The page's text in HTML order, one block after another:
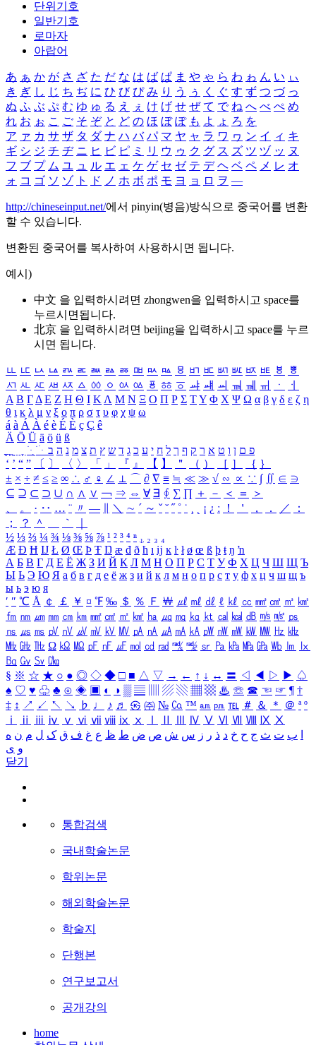
단위기호
일반기호
로마자
아랍어
あ ぁ か が さ ざ た だ な は ば ぱ ま や ゃ ら わ ゎ ん い ぃ
き ぎ し じ ち ぢ に ひ び ぴ み り う ぅ く ぐ す ず つ づ っ
ぬ ふ ぶ ぷ む ゆ ゅ る え ぇ け げ せ ぜ て で ね へ べ ぺ め
れ お ぉ こ ご そ ぞ と ど の ほ ぼ ぽ も よ ょ ろ を
ア ァ カ サ ザ タ ダ ナ ハ バ パ マ ヤ ャ ラ ワ ヮ ン イ ィ キ
ギ シ ジ チ ヂ ニ ヒ ビ ピ ミ リ ウ ゥ ク グ ス ズ ツ ヅ ッ ヌ
フ ブ プ ム ユ ュ ル エ ェ ケ ゲ セ ゼ テ デ ヘ ベ ペ メ レ オ
ォ コ ゴ ソ ゾ ト ド ノ ホ ボ ポ モ ヨ ョ ロ ヲ ―
http://chineseinput.net/에서 pinyin(병음)방식으로 중국어를 변환
할 수 있습니다.
변환된 중국어를 복사하여 사용하시면 됩니다.
예시)
中文 을 입력하시려면 zhongwen을 입력하시고 space를
누르시면됩니다.
北京 을 입력하시려면 beijing을 입력하시고 space를 누르
시면 됩니다.
ㅥ ㅦ ㅧ ㅨ ㅩ ㅪ ㅫ ㅬ ㅭ ㅮ ㅯ ㅰ ㅱ ㅲ ㅳ ㅴ ㅵ ㅶ ㅷ ㅸ
ㅹ
ㅺ ㅻ ㅼ ㅽ ㅾ ㅿ ㆀ ㆁ ㆂ ㆃ ㆄ ㆅ ㆆ ㆇ ㆈ ㆉ ㆊ ㆋ ㆌ ㆍ
ㆎ
Α Β ΓΔ Ε Ζ Η Θ Ι ΚΛ Μ Ν Ξ Ο Π Ρ Σ ΤΥ Φ Χ Ψ Ω α β γ δ ε ζ η
θ ι κ λ μ ν ξ ο π ρ σ τ υ φ χ ψ ω
á à Á À é è É È ç Ç ê
Ä Ö Ü ä ö ü ß
ִֶֹ ֻּ ׁׂ פ ם ן ו ט א ר ק ף ך ל ח י ע כ ג ד ש ץ ת צ מ נ ה ב
‘ ’ “ ” 〔 〕 〈 〉 「 」 『 』 【 】 ＂ （ ） ［ ］ ｛ ｝
± × ÷ ≠ ≤ ≥ ∞ ∴ ♂ ♀ ∠ ⊥ ⌒ ∂ ∇ ≡ ≒ ≪ ≫ √ ∽ ∝ ∵ ∫ ∬ ∈ ∋
⊆ ⊇ ⊂ ⊃ ∪ ∩ ∧ ∨ ￢ ⇒ ⇔ ∀ ∃ ∮ ∑ ∏ ＋ － ＜ ＝
＞
、
。 · ‥ … ¨ 〃 ― ＼ ∼ ´ ～ ˇ ˘ ˝ ˚ ˙ ¸ ¡ ¿ ː ！ ＇ ， ． ／
：
；
？ ＾ ｀
½ ⅓ ⅔ ¼ ¾ ⅛ ⅜ ⅝ ⅞ ¹ ² ³ ⁴ ⁿ ₁ ₂ ₃ ₄
Æ Ð Ħ Ĳ Ł Ø Œ Þ Ŧ Ŋ æ đ ð ħ ı ĳ ĸ ŀ ł ø œ ß þ ŧ ŋ ŉ
А Б В Г Д Е Ё Ж З И Й К Л М Н О П Р С Т У Ф Х Ц Ч Ш Щ Ъ
Ы Ь Э Ю Я а б в г д е ё ж з и й к л м н о п р с т у ф х ц ч ш щ ъ
ы ь э ю я
′ ″ ℃ Å ￠ ￡ ￥ ¤ ℉ ‰ ＄ ％ Ｆ ￦ ㎕ ㎖ ㎗ ℓ ㎘ ㏄ ㎣ ㎤ ㎥ ㎦
㎙ ㎚ ㎛ ㎜ ㎝ ㎞ ㎟ ㎠ ㎡ ㎢ ㏊ ㎍ ㎎ ㎏ ㏏ ㎈ ㎉ ㏈ ㎧ ㎨ ㎰
㎱ ㎲ ㎳ ㎴ ㎵ ㎶ ㎷ ㎸ ㎹ ㎀ ㎁ ㎂ ㎃ ㎄ ㎺ ㎻ ㎽ ㎾ ㎿ ㎐ ㎑
㎒ ㎓ ㎔ Ω ㏀ ㏁ ㎊ ㎋ ㎌ ㏖ ㏅ ㎭ ㎮ ㎯ ㏛ ㎩ ㎪ ㎫ ㎬ ㏝ ㏐
㏓
㏃ ㏉ ㏜ ㏆
§ ※ ☆ ★ ○ ● ◎ ◇ ◆ □ ■ △ ▽ → ← ↑ ↓ ↔ 〓 ◁ ◀ ▷ ▶ ♤
♠ ♡ ♥ ♧ ♣ ⊙ ◈ ▣ ◐ ◑ ▒ ▤ ▨ ▧ ▦ ▩ ♨ ☏ ☎ ☜ ☞ ¶ †
‡ ↕ ↗ ↙ ↖ ↘ ♭ ♩ ♪ ♬ ㉿ ㈜ № ㏇ ™ ㏂ ㏘ ℡ ＃ ＆ ＊ ＠ ª º
ⅰ
ⅱ ⅲ ⅳ ⅴ ⅵ ⅶ ⅷ ⅸ ⅹ Ⅳ Ⅴ Ⅵ Ⅶ Ⅷ Ⅸ Ⅹ
ب ت ث ج ح خ د ذ ر ز س ش ص ض ط ظ ع غ ف ق ک ل م ن ه
و ی
닫기
통합검색
국내학술논문
학위논문
해외학술논문
학술지
단행본
연구보고서
공개강의
home